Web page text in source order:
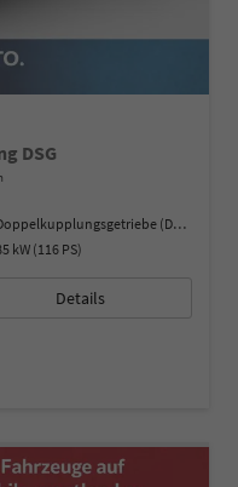
DSG
Doppelkupplungsgetriebe (DSG)
kW (116 PS)
Details